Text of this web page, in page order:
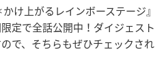
け上がるレインボーステージ』
定で全話公開中！ダイジェスト
で、そちらもぜひチェックされ